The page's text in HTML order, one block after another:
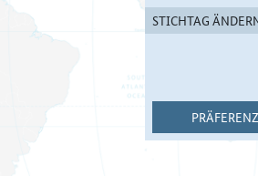
STICHTAG